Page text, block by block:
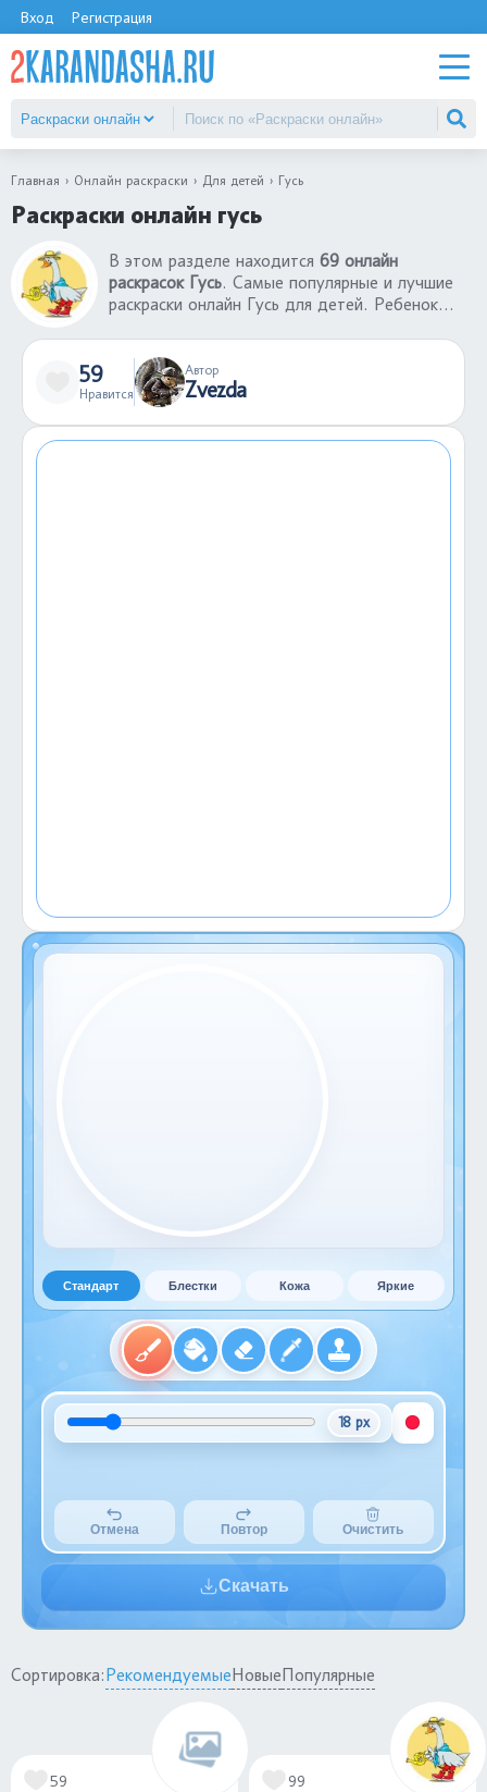
Вход Регистрация
Главная Онлайн раскраски Для детей Гусь
Раскраски онлайн гусь
В этом разделе находится 69 онлайн
раскрасок Гусь. Самые популярные и лучшие
раскраски онлайн Гусь для детей. Ребенок
Гусь без ограничений. Для такой онлайн игры
требуется только фантазия и время. В
раскраски онлайн Гусь можно играть на
телефон или компьютере. Если случайно
залили не тем цветом кусочек картинки, всегда
Стандарт Блестки Кожа Яркие
18 px
Отмена Повтор Очистить
Скачать
59
Нравится
Автор
Zvezda
Сортировка:РекомендуемыеНовыеПопулярные
59 99